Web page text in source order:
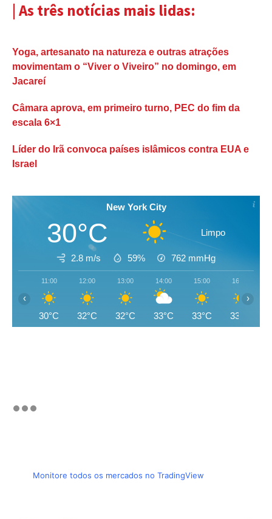
| As três notícias mais lidas:
Yoga, artesanato na natureza e outras atrações
movimentam o “Viver o Viveiro” no domingo, em
Jacareí
Câmara aprova, em primeiro turno, PEC do fim da
escala 6×1
Líder do Irã convoca países islâmicos contra EUA e
Israel
New York City
30°C Limpo
2.8 m/s 59% 762 mmHg
11:00
30°C
12:00
32°C
13:00
32°C
14:00
33°C
15:00
33°C
16:00
33°C
‹ ›
Monitore todos os mercados no TradingView